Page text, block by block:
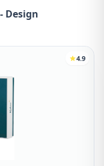
Design
4.9